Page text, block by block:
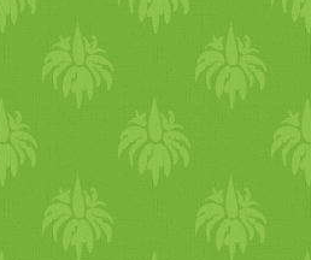
megaka
150növény
találták a